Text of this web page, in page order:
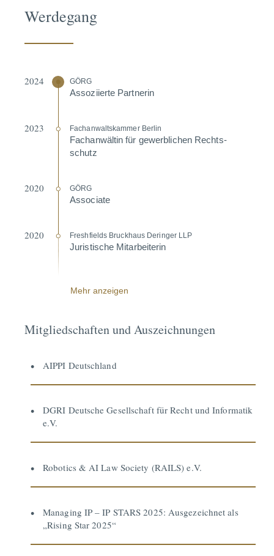
Werdegang
2024 GÖRG
Assozi­ierte Partnerin
2023 Fachan­walts­kammer Berlin
Fachan­wältin für gewerb­lichen Rechts­
schutz
2020 GÖRG
Associate
2020 Fresh­fields Bruckhaus Deringer LLP
Juris­tische Mitar­bei­terin
Mehr anzeigen
Mitgliedschaften und Auszeichnungen
AIPPI Deutschland
DGRI Deutsche Gesellschaft für Recht und Informatik
e.V.
Robotics & AI Law Society (RAILS) e.V.
Managing IP – IP STARS 2025: Ausgezeichnet als
„Rising Star 2025“